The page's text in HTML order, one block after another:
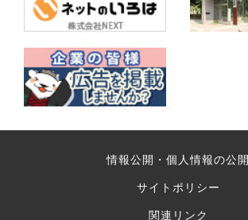
情報公開・個人情報の公開
サイトポリシー
関連リンク